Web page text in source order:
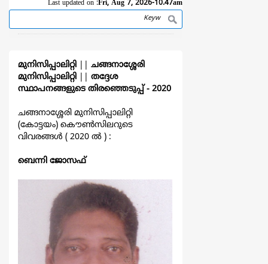
Last updated on :Fri, Aug 7, 2026-10.47am
Search
മുനിസിപ്പാലിറ്റി
ചങ്ങനാശ്ശേരി
മുനിസിപ്പാലിറ്റി
തദ്ദേശ
സ്ഥാപനങ്ങളുടെ തിരഞ്ഞെടുപ്പ്‌ - 2020
ചങ്ങനാശ്ശേരി മുനിസിപ്പാലിറ്റി
(കോട്ടയം) കൌൺസിലറുടെ
വിവരങ്ങള്‍ ( 2020 ല്‍ ) :
ബെന്നി ജോസഫ്